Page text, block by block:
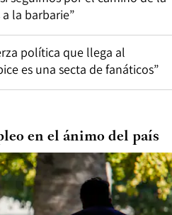
la barbarie”
política que llega al
es una secta de fanáticos”
en el ánimo del país